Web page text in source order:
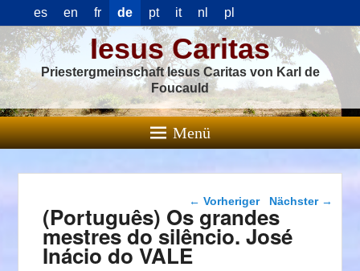
es en fr de pt it nl pl
Iesus Caritas
Priestergmeinschaft Iesus Caritas von Karl de
Foucauld
Menü
Beitragsnavigation
← Vorheriger Nächster →
(Português) Os grandes
mestres do silêncio. José
Inácio do VALE